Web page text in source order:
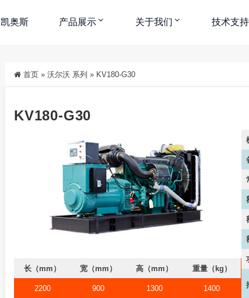
凯奥斯 产品展示 关于我们 技术支持
首页 » 沃尔沃 系列 » KV180-G30
KV180-G30
长（mm） 宽（mm） 高（mm） 重量（kg）
2200 900 1300 1400